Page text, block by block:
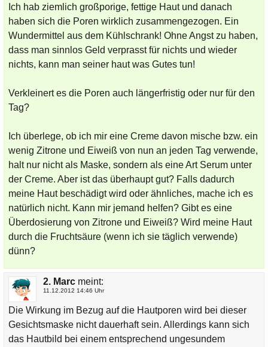
Ich hab ziemlich großporige, fettige Haut und danach
haben sich die Poren wirklich zusammengezogen. Ein
Wundermittel aus dem Kühlschrank! Ohne Angst zu haben,
dass man sinnlos Geld verprasst für nichts und wieder
nichts, kann man seiner haut was Gutes tun!
Verkleinert es die Poren auch längerfristig oder nur für den
Tag?
Ich überlege, ob ich mir eine Creme davon mische bzw. ein
wenig Zitrone und Eiweiß von nun an jeden Tag verwende,
halt nur nicht als Maske, sondern als eine Art Serum unter
der Creme. Aber ist das überhaupt gut? Falls dadurch
meine Haut beschädigt wird oder ähnliches, mache ich es
natürlich nicht. Kann mir jemand helfen? Gibt es eine
Überdosierung von Zitrone und Eiweiß? Wird meine Haut
durch die Fruchtsäure (wenn ich sie täglich verwende)
dünn?
2. Marcmeint:
11.12.2012 14:46 Uhr
Die Wirkung im Bezug auf die Hautporen wird bei dieser
Gesichtsmaske nicht dauerhaft sein. Allerdings kann sich
das Hautbild bei einem entsprechend ungesundem